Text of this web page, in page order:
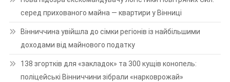
серед прихованого майна — квартири у Вінниці
Вінниччина увійшла до сімки регіонів із найбільшими
доходами від майнового податку
138 згортків для «закладок» та 300 кущів конопель:
поліцейські Вінниччини зібрали «нарковрожай»